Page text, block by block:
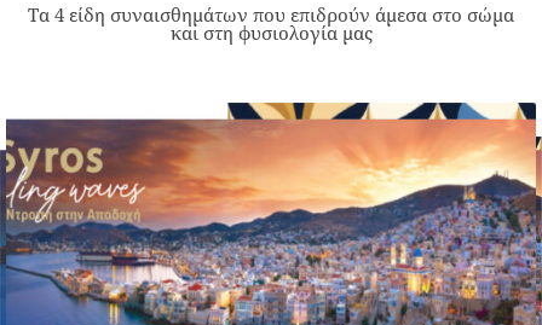
Τα 4 είδη συναισθημάτων που επιδρούν άμεσα στο σώμα
και στη φυσιολογία μας